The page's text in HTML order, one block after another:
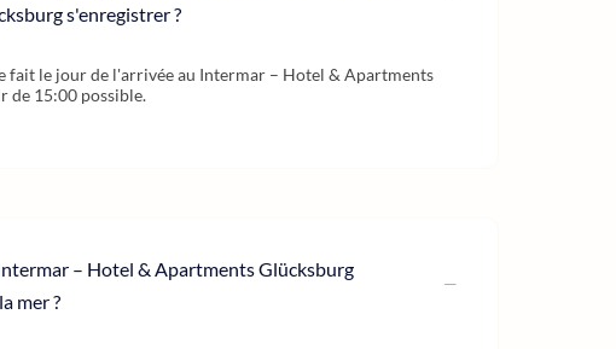
s'enregistrer ?
fait le jour de l'arrivée au Intermar – Hotel & Apartments
de 15:00 possible.
– Hotel & Apartments Glücksburg
mer ?